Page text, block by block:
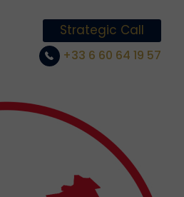
Strategic Call
+33 6 60 64 19 57